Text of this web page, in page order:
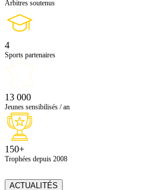
Arbitres soutenus
4
Sports partenaires
13 000
Jeunes sensibilisés / an
150+
Trophées depuis 2008
ACTUALITÉS